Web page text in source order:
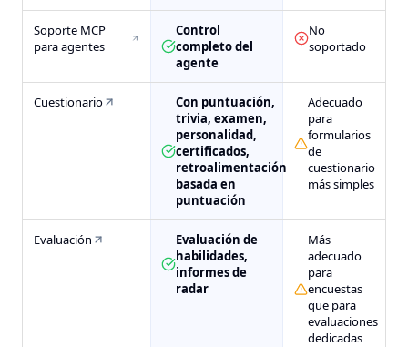
Soporte MCP
para agentes
Control
completo del
agente
No
soportado
Cuestionario
Con puntuación,
trivia, examen,
personalidad,
certificados,
retroalimentación
basada en
puntuación
Adecuado
para
formularios
de
cuestionario
más simples
Evaluación
Evaluación de
habilidades,
informes de
radar
Más
adecuado
para
encuestas
que para
evaluaciones
dedicadas